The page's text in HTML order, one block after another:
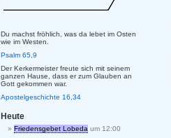
Du machst fröhlich, was da lebet im Osten
wie im Westen.
Psalm 65,9
Der Kerkermeister freute sich mit seinem
ganzen Hause, dass er zum Glauben an
Gott gekommen war.
Apostelgeschichte 16,34
Heute
Friedensgebet Lobeda um 12:00